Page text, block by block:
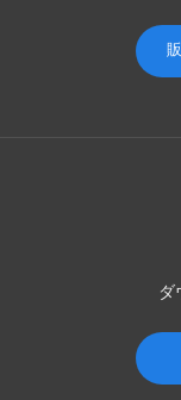
ダ